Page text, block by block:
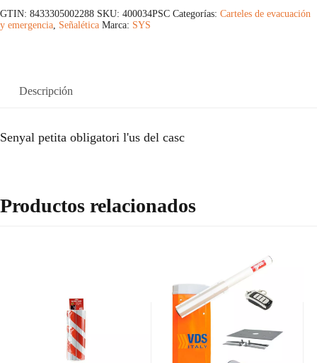
GTIN: 8433305002288 SKU: 400034PSC Categorías: Carteles de evacuación
y emergencia, Señalética Marca: SYS
Descripción
Senyal petita obligatori l'us del casc
Productos relacionados